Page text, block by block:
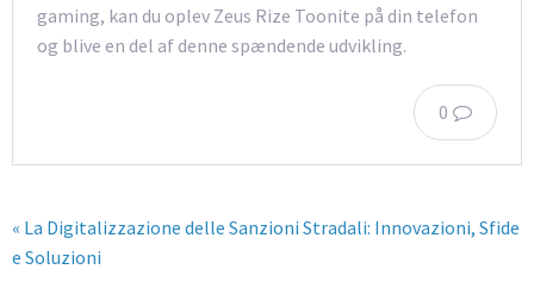
gaming, kan du oplev Zeus Rize Toonite på din telefon
og blive en del af denne spændende udvikling.
0
« La Digitalizzazione delle Sanzioni Stradali: Innovazioni, Sfide
e Soluzioni